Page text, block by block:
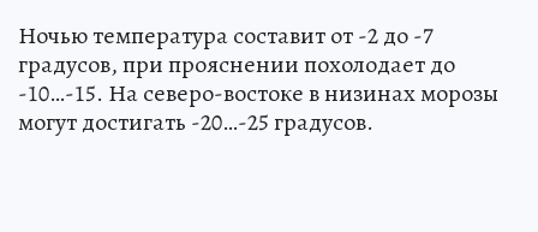
Ночью температура составит от -2 до -7
градусов, при прояснении похолодает до
-10…-15. На северо-востоке в низинах морозы
могут достигать -20…-25 градусов.